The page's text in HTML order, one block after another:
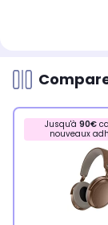
Jusqu'à 90€
nouveaux